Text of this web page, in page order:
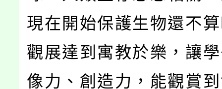
現在開始保護生物還不
觀展達到寓教於樂，讓
像力、創造力，能觀賞